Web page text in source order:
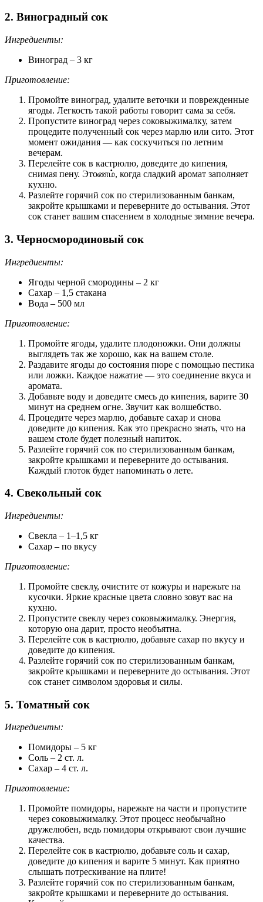
2. Виноградный сок
Ингредиенты:
Виноград – 3 кг
Приготовление:
Промойте виноград, удалите веточки и поврежденные
ягоды. Легкость такой работы говорит сама за себя.
Пропустите виноград через соковыжималку, затем
процедите полученный сок через марлю или сито. Этот
момент ожидания — как соскучиться по летним
вечерам.
Перелейте сок в кастрюлю, доведите до кипения,
снимая пену. Этоணம், когда сладкий аромат заполняет
кухню.
Разлейте горячий сок по стерилизованным банкам,
закройте крышками и переверните до остывания. Этот
сок станет вашим спасением в холодные зимние вечера.
3. Черносмородиновый сок
Ингредиенты:
Ягоды черной смородины – 2 кг
Сахар – 1,5 стакана
Вода – 500 мл
Приготовление:
Промойте ягоды, удалите плодоножки. Они должны
выглядеть так же хорошо, как на вашем столе.
Раздавите ягоды до состояния пюре с помощью пестика
или ложки. Каждое нажатие — это соединение вкуса и
аромата.
Добавьте воду и доведите смесь до кипения, варите 30
минут на среднем огне. Звучит как волшебство.
Процедите через марлю, добавьте сахар и снова
доведите до кипения. Как это прекрасно знать, что на
вашем столе будет полезный напиток.
Разлейте горячий сок по стерилизованным банкам,
закройте крышками и переверните до остывания.
Каждый глоток будет напоминать о лете.
4. Свекольный сок
Ингредиенты:
Свекла – 1–1,5 кг
Сахар – по вкусу
Приготовление:
Промойте свеклу, очистите от кожуры и нарежьте на
кусочки. Яркие красные цвета словно зовут вас на
кухню.
Пропустите свеклу через соковыжималку. Энергия,
которую она дарит, просто необъятна.
Перелейте сок в кастрюлю, добавьте сахар по вкусу и
доведите до кипения.
Разлейте горячий сок по стерилизованным банкам,
закройте крышками и переверните до остывания. Этот
сок станет символом здоровья и силы.
5. Томатный сок
Ингредиенты:
Помидоры – 5 кг
Соль – 2 ст. л.
Сахар – 4 ст. л.
Приготовление:
Промойте помидоры, нарежьте на части и пропустите
через соковыжималку. Этот процесс необычайно
дружелюбен, ведь помидоры открывают свои лучшие
качества.
Перелейте сок в кастрюлю, добавьте соль и сахар,
доведите до кипения и варите 5 минут. Как приятно
слышать потрескивание на плите!
Разлейте горячий сок по стерилизованным банкам,
закройте крышками и переверните до остывания.